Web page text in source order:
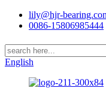
lily@hjr-
0086-15806985444
English